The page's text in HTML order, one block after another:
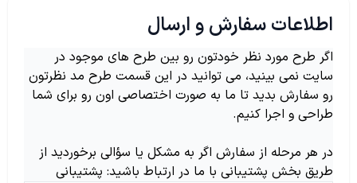
اطلاعات سفارش و ارسال
اگر طرح مورد نظر خودتون رو بین طرح های موجود در
سایت نمی بینید، می توانید در این قسمت طرح مد نظرتون
رو سفارش بدید تا ما به صورت اختصاصی اون رو برای شما
طراحی و اجرا کنیم.
در هر مرحله از سفارش اگر به مشکل یا سؤالی برخوردید از
طریق بخش پشتیبانی با ما در ارتباط باشید: پشتیبانی